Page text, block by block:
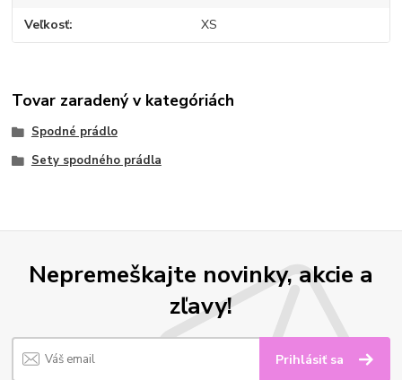
Veľkosť XS
Tovar zaradený v kategóriách
Spodné prádlo
Sety spodného prádla
Nepremeškajte novinky, akcie a
zľavy!
Prihlásiť sa